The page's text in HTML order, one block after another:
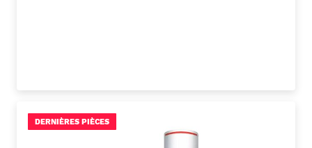
DERNIÈRES PIÈCES